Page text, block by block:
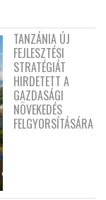
TANZÁNIA ÚJ
FEJLESZTÉSI
STRATÉGIÁT
HIRDETETT A
GAZDASÁGI
NÖVEKEDÉS
FELGYORSÍTÁSÁRA